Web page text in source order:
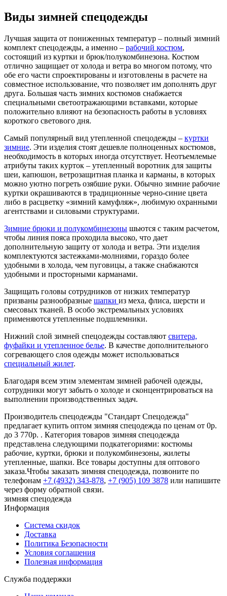
Виды зимней спецодежды
Лучшая защита от пониженных температур – полный зимний
комплект спецодежды, а именно – рабочий костюм,
состоящий из куртки и брюк/полукомбинезона. Костюм
отлично защищает от холода и ветра во многом потому, что
обе его части спроектированы и изготовлены в расчете на
совместное использование, что позволяет им дополнять друг
друга. Большая часть зимних костюмов снабжается
специальными светоотражающими вставками, которые
положительно влияют на безопасность работы в условиях
короткого светового дня.
Самый популярный вид утепленной спецодежды – куртки
зимние. Эти изделия стоят дешевле полноценных костюмов,
необходимость в которых иногда отсутствует. Неотъемлемые
атрибуты таких курток – утепленный воротник для защиты
шеи, капюшон, ветрозащитная планка и карманы, в которых
можно уютно погреть озябшие руки. Обычно зимние рабочие
куртки окрашиваются в традиционные черно-синие цвета
либо в расцветку «зимний камуфляж», любимую охранными
агентствами и силовыми структурами.
Зимние брюки и полукомбинезоны шьются с таким расчетом,
чтобы линия пояса проходила высоко, что дает
дополнительную защиту от холода и ветра. Эти изделия
комплектуются застежками-молниями, гораздо более
удобными в холода, чем пуговицы, а также снабжаются
удобными и просторными карманами.
Защищать головы сотрудников от низких температур
призваны разнообразные шапки из меха, флиса, шерсти и
смесовых тканей. В особо экстремальных условиях
применяются утепленные подшлемники.
Нижний слой зимней спецодежды составляют свитера,
фуфайки и утепленное белье. В качестве дополнительного
согревающего слоя одежды может использоваться
специальный жилет.
Благодаря всем этим элементам зимней рабочей одежды,
сотрудники могут забыть о холоде и сконцентрироваться на
выполнении производственных задач.
Производитель спецодежды "Стандарт Спецодежда"
предлагает купить оптом зимняя спецодежда по ценам от 0р.
до 3 770р. . Категория товаров зимняя спецодежда
представлена следующими подкатегориями: костюмы
рабочие, куртки, брюки и полукомбинезоны, жилеты
утепленные, шапки. Все товары доступны для оптового
заказа.Чтобы заказать зимняя спецодежда, позвоните по
телефонам +7 (4932) 343-878, +7 (905) 109 3878 или напишите
через форму обратной связи.
зимняя спецодежда
Информация
Система скидок
Доставка
Политика Безопасности
Условия соглашения
Полезная информация
Служба поддержки